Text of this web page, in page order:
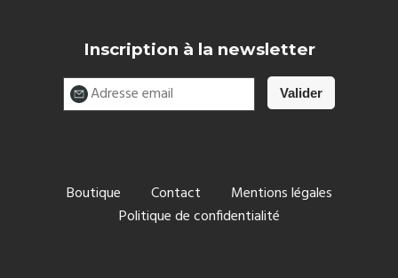
Inscription à la newsletter
Boutique Contact
Mentions légales
Politique de confidentialité